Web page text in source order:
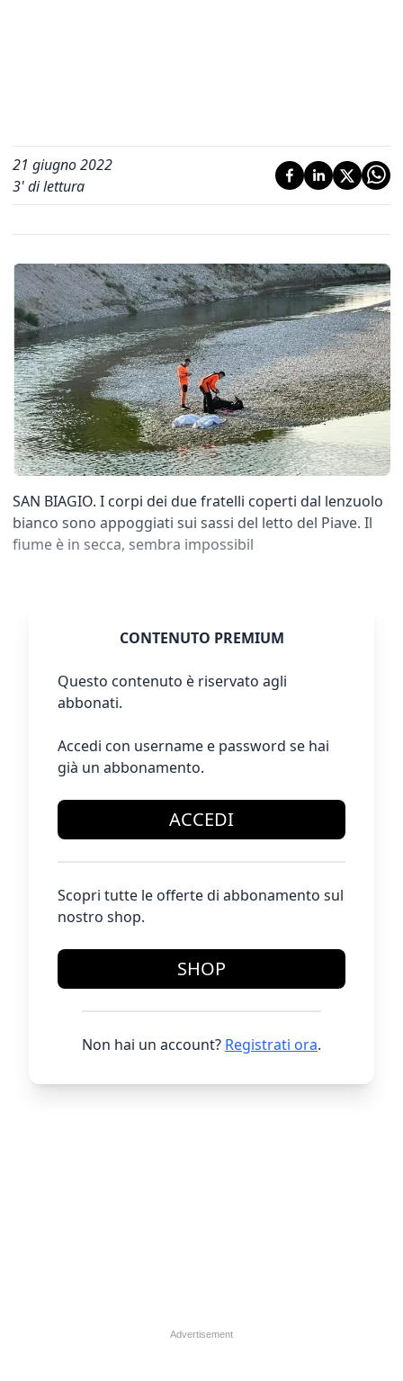
21 giugno 2022
3' di lettura
SAN BIAGIO. I corpi dei due fratelli coperti dal lenzuolo
bianco sono appoggiati sui sassi del letto del Piave. Il
fiume è in secca, sembra impossibil
CONTENUTO PREMIUM
Questo contenuto è riservato agli
abbonati.
Accedi con username e password se hai
già un abbonamento.
ACCEDI
Scopri tutte le offerte di abbonamento sul
nostro shop.
SHOP
Non hai un account? Registrati ora.